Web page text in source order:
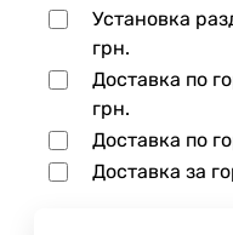
Установка
грн.
Доставка по
грн.
Доставка по
Доставка за